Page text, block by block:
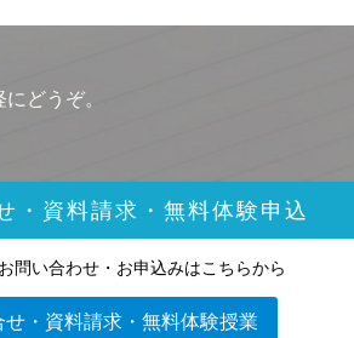
どうぞ。
・資料請求・無料体験申込
問い合わせ・お申込みはこちらから
せ・資料請求・無料体験授業